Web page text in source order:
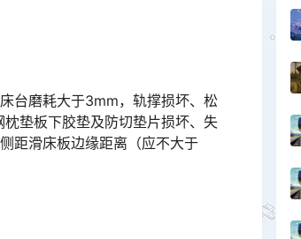
台磨耗大于3mm，轨撑损坏、松
垫板下胶垫及防切垫片损坏、失
距滑床板边缘距离（应不大于